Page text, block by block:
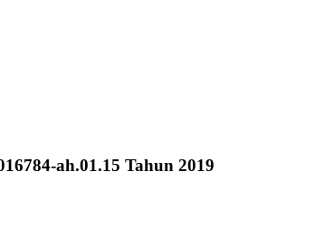
ah.01.15 Tahun 2019